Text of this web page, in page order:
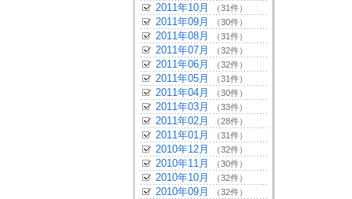
2011年10月 （31件）
2011年09月 （30件）
2011年08月 （31件）
2011年07月 （32件）
2011年06月 （32件）
2011年05月 （31件）
2011年04月 （30件）
2011年03月 （33件）
2011年02月 （28件）
2011年01月 （31件）
2010年12月 （32件）
2010年11月 （30件）
2010年10月 （32件）
2010年09月 （32件）